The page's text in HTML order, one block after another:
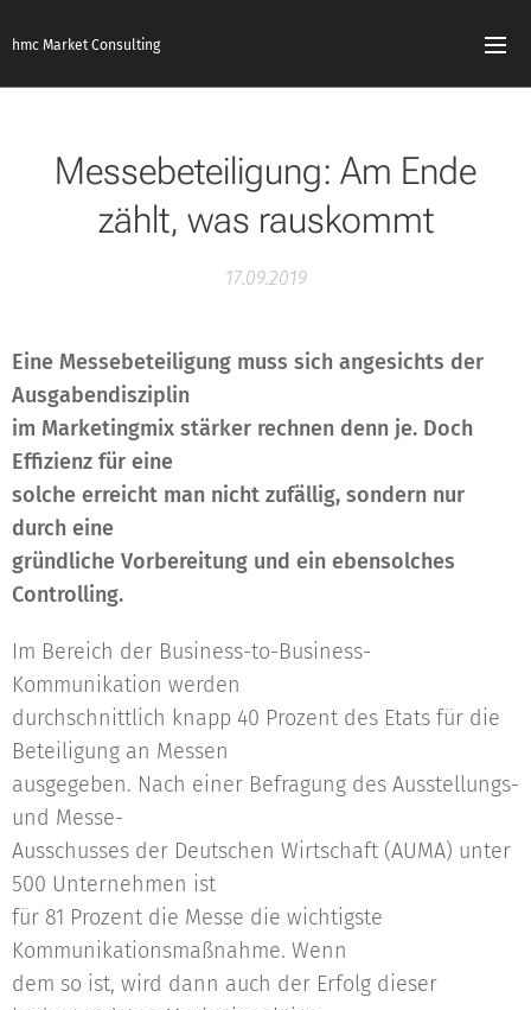
hmc Market Consulting
Messebeteiligung: Am Ende
zählt, was rauskommt
17.09.2019
Eine Messebeteiligung muss sich angesichts der
Ausgabendisziplin
im Marketingmix stärker rechnen denn je. Doch
Effizienz für eine
solche erreicht man nicht zufällig, sondern nur
durch eine
gründliche Vorbereitung und ein ebensolches
Controlling.
Im Bereich der Business-to-Business-
Kommunikation werden
durchschnittlich knapp 40 Prozent des Etats für die
Beteiligung an Messen
ausgegeben. Nach einer Befragung des Ausstellungs-
und Messe-
Ausschusses der Deutschen Wirtschaft (AUMA) unter
500 Unternehmen ist
für 81 Prozent die Messe die wichtigste
Kommunikationsmaßnahme. Wenn
dem so ist, wird dann auch der Erfolg dieser